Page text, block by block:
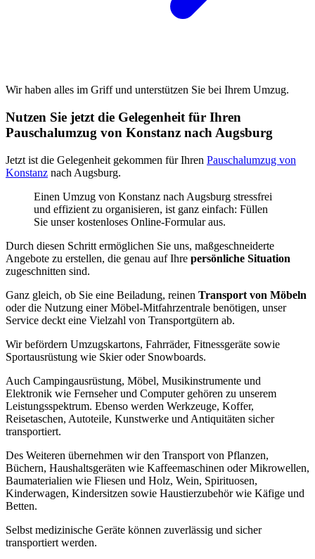
Wir haben alles im Griff und unterstützen Sie bei Ihrem Umzug.
Nutzen Sie jetzt die Gelegenheit für Ihren
Pauschalumzug von Konstanz nach Augsburg
Jetzt ist die Gelegenheit gekommen für Ihren Pauschalumzug von
Konstanz nach Augsburg.
Einen Umzug von Konstanz nach Augsburg stressfrei
und effizient zu organisieren, ist ganz einfach: Füllen
Sie unser kostenloses Online-Formular aus.
Durch diesen Schritt ermöglichen Sie uns, maßgeschneiderte
Angebote zu erstellen, die genau auf Ihre persönliche Situation
zugeschnitten sind.
Ganz gleich, ob Sie eine Beiladung, reinen Transport von Möbeln
oder die Nutzung einer Möbel-Mitfahrzentrale benötigen, unser
Service deckt eine Vielzahl von Transportgütern ab.
Wir befördern Umzugskartons, Fahrräder, Fitnessgeräte sowie
Sportausrüstung wie Skier oder Snowboards.
Auch Campingausrüstung, Möbel, Musikinstrumente und
Elektronik wie Fernseher und Computer gehören zu unserem
Leistungsspektrum. Ebenso werden Werkzeuge, Koffer,
Reisetaschen, Autoteile, Kunstwerke und Antiquitäten sicher
transportiert.
Des Weiteren übernehmen wir den Transport von Pflanzen,
Büchern, Haushaltsgeräten wie Kaffeemaschinen oder Mikrowellen,
Baumaterialien wie Fliesen und Holz, Wein, Spirituosen,
Kinderwagen, Kindersitzen sowie Haustierzubehör wie Käfige und
Betten.
Selbst medizinische Geräte können zuverlässig und sicher
transportiert werden.